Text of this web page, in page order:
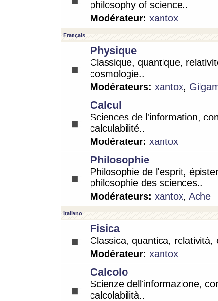
philosophy of science..
Modérateur: xantox
Français
Physique
Classique, quantique,
cosmologie..
Modérateurs: xantox,
Calcul
Sciences de l'information,
calculabilité..
Modérateur: xantox
Philosophie
Philosophie de l'esprit,
philosophie des sciences..
Modérateurs: xantox, Ache
Italiano
Fisica
Classica, quantica, relatività,
Modérateur: xantox
Calcolo
Scienze dell'informazione,
calcolabilità..